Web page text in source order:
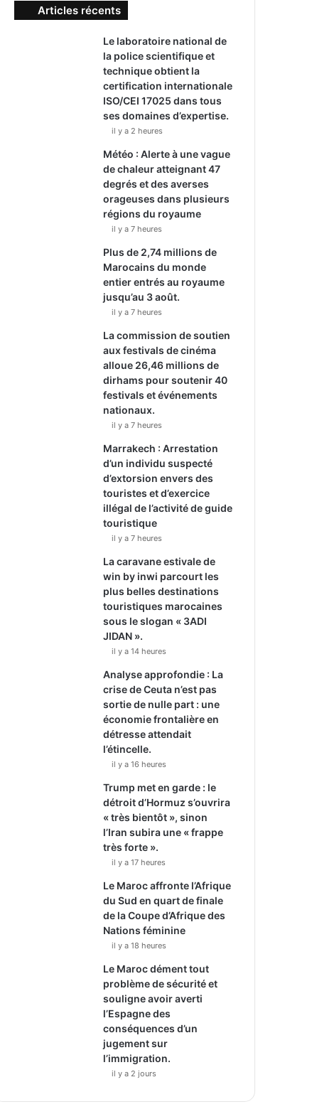
Articles récents
Le laboratoire national de
la police scientifique et
technique obtient la
certification internationale
ISO/CEI 17025 dans tous
ses domaines d’expertise.
il y a 2 heures
Météo : Alerte à une vague
de chaleur atteignant 47
degrés et des averses
orageuses dans plusieurs
régions du royaume
il y a 7 heures
Plus de 2,74 millions de
Marocains du monde
entier entrés au royaume
jusqu’au 3 août.
il y a 7 heures
La commission de soutien
aux festivals de cinéma
alloue 26,46 millions de
dirhams pour soutenir 40
festivals et événements
nationaux.
il y a 7 heures
Marrakech : Arrestation
d’un individu suspecté
d’extorsion envers des
touristes et d’exercice
illégal de l’activité de guide
touristique
il y a 7 heures
La caravane estivale de
win by inwi parcourt les
plus belles destinations
touristiques marocaines
sous le slogan « 3ADI
JIDAN ».
il y a 14 heures
Analyse approfondie : La
crise de Ceuta n’est pas
sortie de nulle part : une
économie frontalière en
détresse attendait
l’étincelle.
il y a 16 heures
Trump met en garde : le
détroit d’Hormuz s’ouvrira
« très bientôt », sinon
l’Iran subira une « frappe
très forte ».
il y a 17 heures
Le Maroc affronte l’Afrique
du Sud en quart de finale
de la Coupe d’Afrique des
Nations féminine
il y a 18 heures
Le Maroc dément tout
problème de sécurité et
souligne avoir averti
l’Espagne des
conséquences d’un
jugement sur
l’immigration.
il y a 2 jours